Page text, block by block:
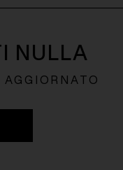
NULLA
AGGIORNATO